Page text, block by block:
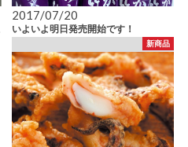
2017/07/20
いよいよ明日発売開始です！
新商品